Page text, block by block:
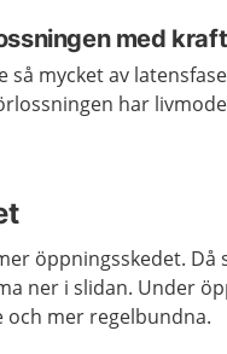
med
så mycket av
har
öppningsskedet.
ner i slidan. Under
och mer regelbundna.